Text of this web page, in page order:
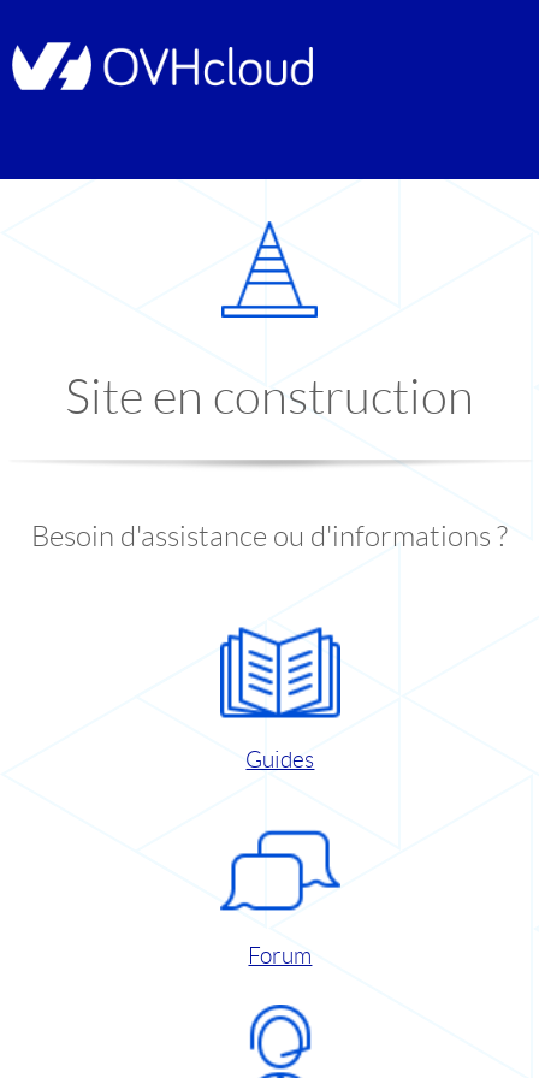
Site en construction
Besoin d'assistance ou d'informations ?
Guides
Forum